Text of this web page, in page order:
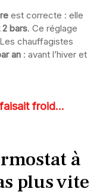
est correcte : elle
2 bars. Ce réglage
chauffagistes
an : avant l’hiver et
froid…
à
plus vite